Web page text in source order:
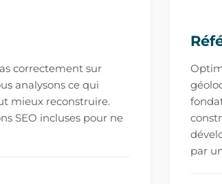
correctement sur
analysons ce qui
mieux reconstruire.
SEO incluses pour ne
par